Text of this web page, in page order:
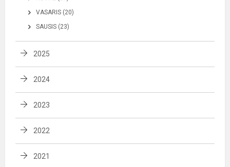
VASARIS (20)
SAUSIS (23)
2025
2024
2023
2022
2021